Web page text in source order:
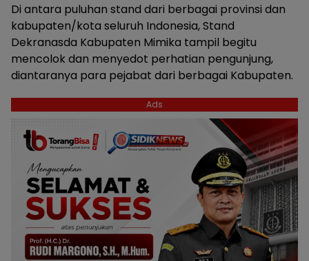
Di antara puluhan stand dari berbagai provinsi dan
kabupaten/kota seluruh Indonesia, Stand
Dekranasda Kabupaten Mimika tampil begitu
mencolok dan menyedot perhatian pengunjung,
diantaranya para pejabat dari berbagai Kabupaten.
Ads